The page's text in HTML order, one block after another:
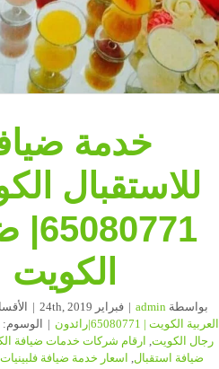
خدمة
للاستقبال
الكويت
بواسطة admin
| فبراير 24th, 2019 |
العربية الكويت | 65080771|رائدون
| الوسوم:
رجال الكويت, ارقام شركات خدمات ضيافة
ضيافة استقبال اسعار خدمة ضيافة